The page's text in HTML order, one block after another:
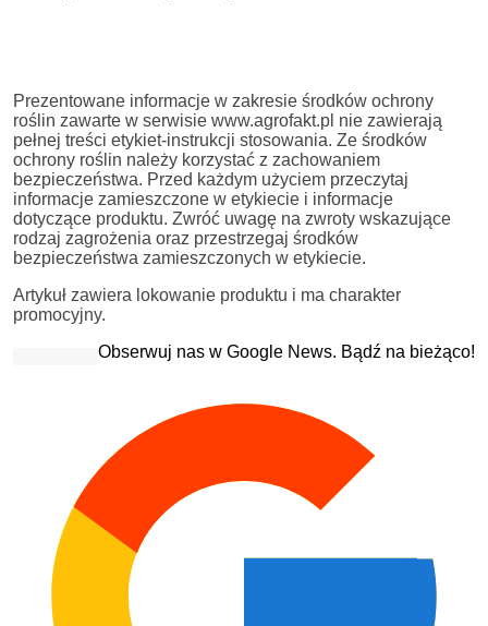
Prezentowane informacje w zakresie środków ochrony
roślin zawarte w serwisie www.agrofakt.pl nie zawierają
pełnej treści etykiet-instrukcji stosowania. Ze środków
ochrony roślin należy korzystać z zachowaniem
bezpieczeństwa. Przed każdym użyciem przeczytaj
informacje zamieszczone w etykiecie i informacje
dotyczące produktu. Zwróć uwagę na zwroty wskazujące
rodzaj zagrożenia oraz przestrzegaj środków
bezpieczeństwa zamieszczonych w etykiecie.
Artykuł zawiera lokowanie produktu i ma charakter
promocyjny.
Obserwuj nas w Google News. Bądź na bieżąco!